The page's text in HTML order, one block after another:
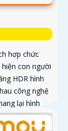
hợp chức
con người
HDR hình
công nghệ
lại hình